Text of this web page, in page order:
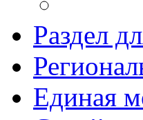
Раздел
Единая